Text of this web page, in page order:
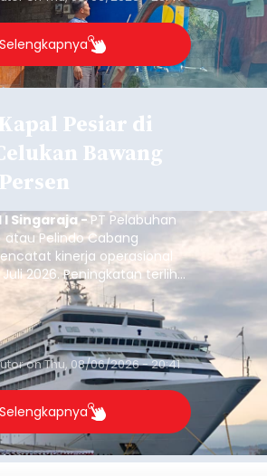
Pesiar di
Bawang
Singaraja -PT Pelabuhan
Pelindo Cabang
kinerja operasional
2026. Peningkatan terlihat
mencapai 1,48 juta Gross
tumbuh 12,4 persen
yang sama tahun lalu
1,32 juta GT.
onThu, 08/06/2026 - 20:41